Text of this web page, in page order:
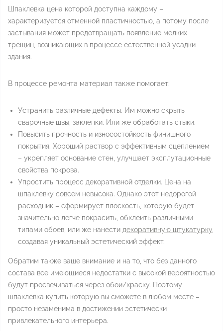
Шпаклевка цена которой доступна каждому –
характеризуется отменной пластичностью, а потому после
застывания может предотвращать появление мелких
трещин, возникающих в процессе естественной усадки
здания.
В процессе ремонта материал также помогает:
Устранить различные дефекты. Им можно скрыть
сварочные швы, заклепки. Или же обработать стыки.
Повысить прочность и износостойкость финишного
покрытия. Хороший раствор с эффективным сцеплением
– укрепляет основание стен, улучшает эксплутационные
свойства покрова.
Упростить процесс декоративной отделки. Цена на
шпаклевку совсем невысока. Однако этот недорогой
расходник – сформирует плоскость, которую будет
значительно легче покрасить, обклеить различными
типами обоев, или же нанести декоративную штукатурку
создавая уникальный эстетический эффект.
Обратим также ваше внимание и на то, что без данного
состава все имеющиеся недостатки с высокой вероятностью
будут просвечиваться через обои/краску. Поэтому
шпаклевка купить которую вы сможете в любом месте –
просто незаменима в достижении эстетически
привлекательного интерьера.